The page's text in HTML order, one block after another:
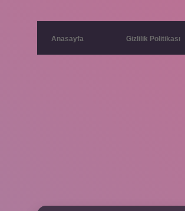
Anasayfa Gizlilik Politikası